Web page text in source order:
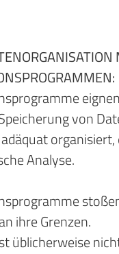
von
organisiert,
Analyse.
ihreGrenzen.
üblicherweise